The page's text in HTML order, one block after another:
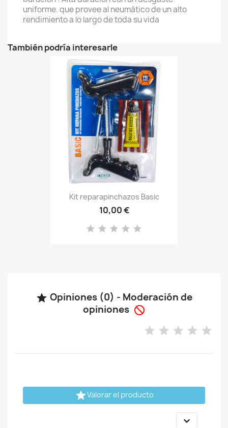
uniforme. que provee al neumático de un alto
rendimiento a lo largo de toda su vida
También podría interesarle
Kit reparapinchazos Basic
10,00 €
 Opiniones (0) - Moderación de
opiniones 
Valorar el producto
